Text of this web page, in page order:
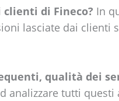
clienti di Fineco? In
lasciate dai clienti
qualità dei
analizzare tutti questi